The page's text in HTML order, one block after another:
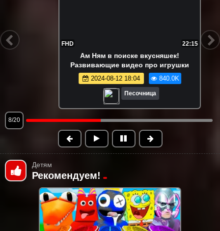
Ам Ням играет в съедобное-
несъедобное! 😋 Игры и развивающее
видео про игрушки Om Nom
2024-08-13 15:03 815.3K
Песочница
9/20
Детям
Рекомендуем!